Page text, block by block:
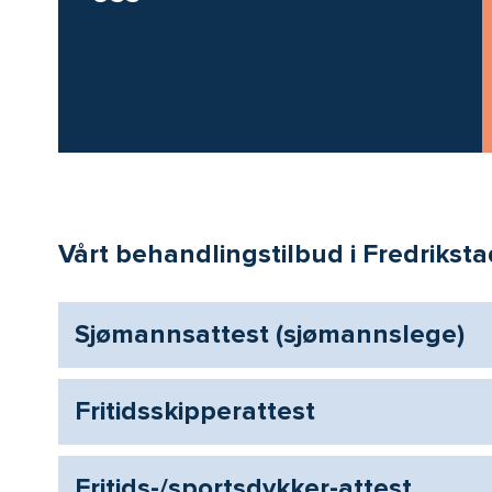
Vårt behandlingstilbud i
Sjømannsattest (sjømannslege)
Fritidsskipperattest